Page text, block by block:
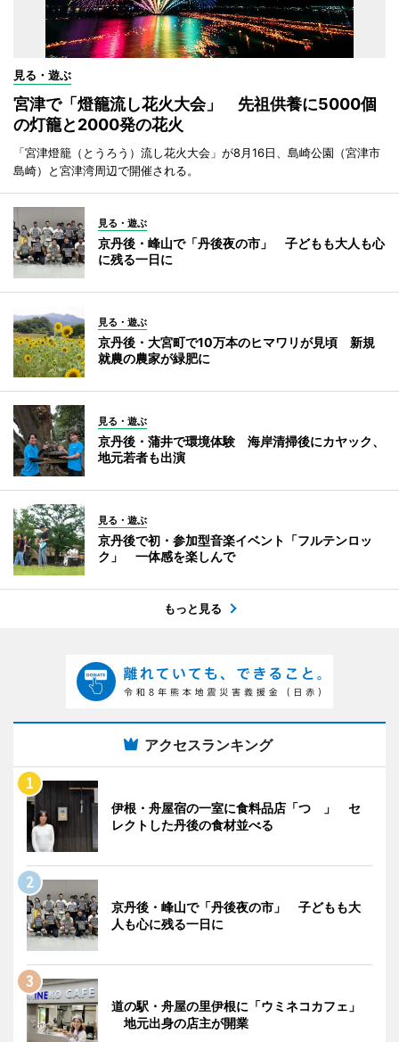
見る・遊ぶ
宮津で「燈籠流し花火大会」 先祖供養に5000個
の灯籠と2000発の花火
「宮津燈籠（とうろう）流し花火大会」が8月16日、島崎公園（宮津市
島崎）と宮津湾周辺で開催される。
見る・遊ぶ
京丹後・峰山で「丹後夜の市」 子どもも大人も心
に残る一日に
見る・遊ぶ
京丹後・大宮町で10万本のヒマワリが見頃 新規
就農の農家が緑肥に
見る・遊ぶ
京丹後・蒲井で環境体験 海岸清掃後にカヤック、
地元若者も出演
見る・遊ぶ
京丹後で初・参加型音楽イベント「フルテンロッ
ク」 一体感を楽しんで
もっと見る
アクセスランキング
伊根・舟屋宿の一室に食料品店「つゝ」 セ
レクトした丹後の食材並べる
京丹後・峰山で「丹後夜の市」 子どもも大
人も心に残る一日に
道の駅・舟屋の里伊根に「ウミネコカフェ」
地元出身の店主が開業